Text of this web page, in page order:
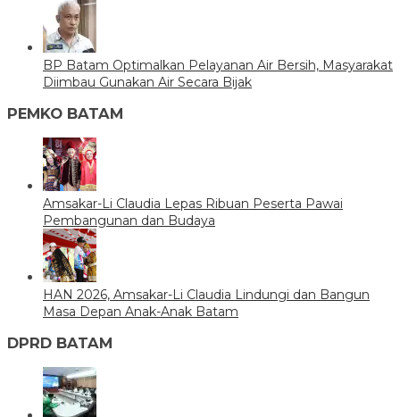
BP Batam Optimalkan Pelayanan Air Bersih, Masyarakat
Diimbau Gunakan Air Secara Bijak
PEMKO BATAM
Amsakar-Li Claudia Lepas Ribuan Peserta Pawai
Pembangunan dan Budaya
HAN 2026, Amsakar-Li Claudia Lindungi dan Bangun
Masa Depan Anak-Anak Batam
DPRD BATAM